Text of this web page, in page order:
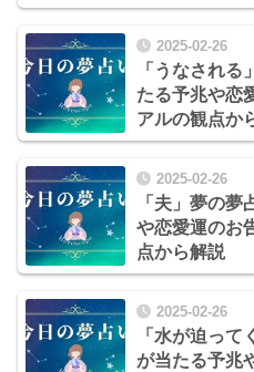
2025-02-26
「うなされ
たる予兆や恋
アルの観点か
2025-02-26
「夫」夢の
や恋愛運のお
点から解説
2025-02-26
「水が迫っ
が当たる予兆